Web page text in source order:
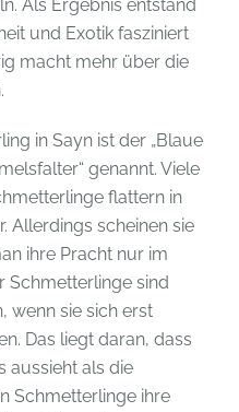
Als Ergebnis entstand
und Exotik fasziniert
macht mehr über die
in Sayn ist der „Blaue
genannt. Viele
flattern in
Allerdings scheinen sie
ihre Pracht nur im
Schmetterlinge sind
wenn sie sich erst
Das liegt daran, dass
aussieht als die
Schmetterlinge ihre